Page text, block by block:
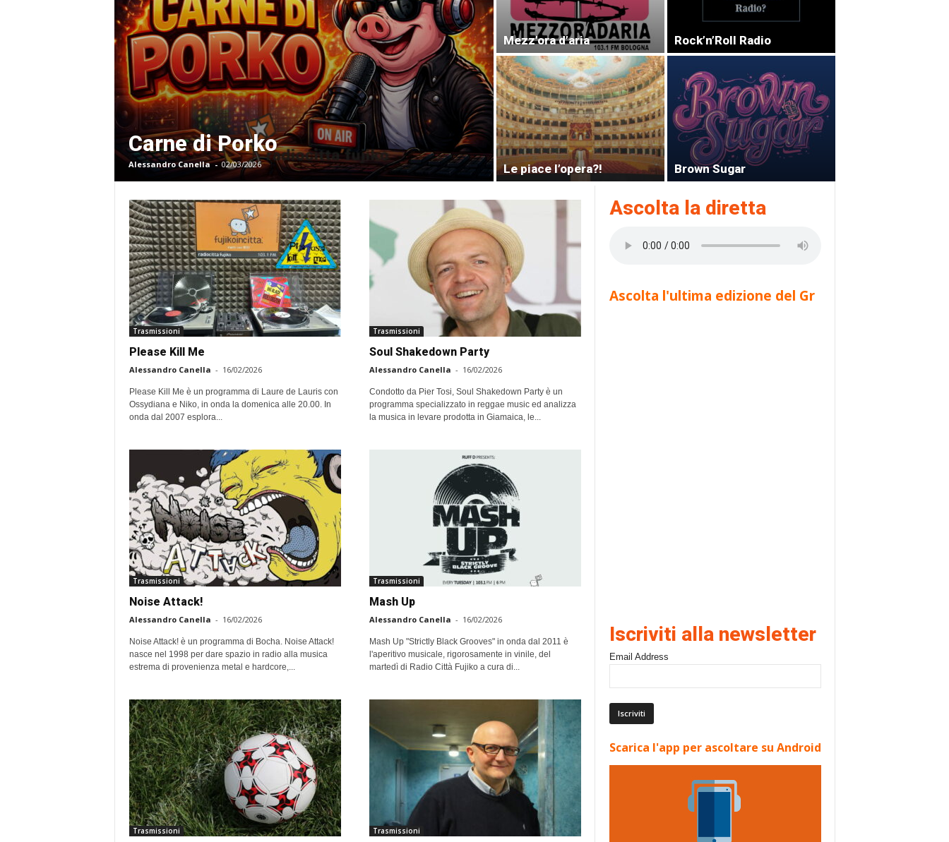
Carne di Porko
Alessandro Canella - 02/03/2026
Mezz’ora d’aria Rock’n’Roll Radio
Le piace l’opera?! Brown Sugar
Trasmissioni
Please Kill Me
Alessandro Canella - 16/02/2026
Please Kill Me è un programma di Laure de Lauris con
Ossydiana e Niko, in onda la domenica alle 20.00. In
onda dal 2007 esplora...
Trasmissioni
Soul Shakedown Party
Alessandro Canella - 16/02/2026
Condotto da Pier Tosi, Soul Shakedown Party è un
programma specializzato in reggae music ed analizza
la musica in levare prodotta in Giamaica, le...
Trasmissioni
Noise Attack!
Alessandro Canella - 16/02/2026
Noise Attack! è un programma di Bocha. Noise Attack!
nasce nel 1998 per dare spazio in radio alla musica
estrema di provenienza metal e hardcore,...
Trasmissioni
Mash Up
Alessandro Canella - 16/02/2026
Mash Up "Strictly Black Grooves" in onda dal 2011 è
l'aperitivo musicale, rigorosamente in vinile, del
martedì di Radio Città Fujiko a cura di...
Trasmissioni Trasmissioni
Ascolta la diretta
Ascolta l'ultima edizione del Gr
Iscriviti alla newsletter
Email Address
Scarica l'app per ascoltare su Android